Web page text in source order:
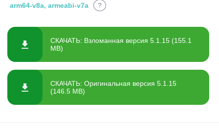
arm64-v8a, armeabi-v7a
?
СКАЧАТЬ: Взломанная версия 5.1.15 (155.1
MB)
СКАЧАТЬ: Оригинальная версия 5.1.15
(146.5 MB)